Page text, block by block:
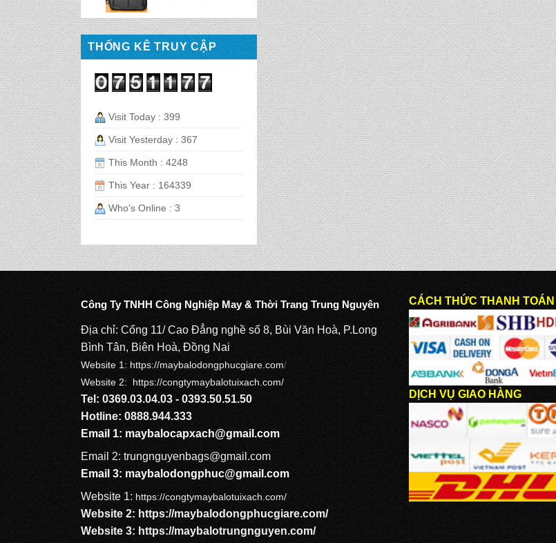
CẶP HỌC SINH
MS: TN 5008
CẶP HỌC SINH
CẶP HỌC SINH
MS: TN 5015
THỐNG KÊ TRUY CẬP
Visit Today : 399
Visit Yesterday : 367
This Month : 4248
This Year : 164339
Who's Online : 3
Công Ty TNHH Công Nghiệp May & Thời Trang Trung Nguyên
Địa chỉ: Cổng 11/ Cao Đẳng nghề số 8, Bùi Văn Hoà, P.Long
Bình Tân, Biên Hoà, Đồng Nai
Website 1: https://maybalodongphucgiare.com/
Website 2: https://congtymaybalotuixach.com/
Tel: 0369.03.04.03 - 0393.50.51.50
Hotline: 0888.944.333
Email 1: maybalocapxach@gmail.com
Email 2: trungnguyenbags@gmail.com
Email 3: maybalodongphuc@gmail.com
Website 1: https://congtymaybalotuixach.com/
Website 2: https://maybalodongphucgiare.com/
Website 3: https://maybalotrungnguyen.com/
CÁCH THỨC THANH TOÁN
DỊCH VỤ GIAO HÀNG